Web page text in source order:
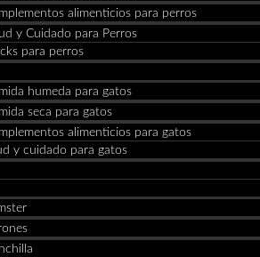
alimenticios para perros
y Cuidado para Perros
para perros
humeda para gatos
seca para gatos
alimenticios para gatos
y cuidado para gatos